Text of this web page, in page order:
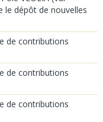
le dépôt de nouvelles
de contributions
de contributions
de contributions